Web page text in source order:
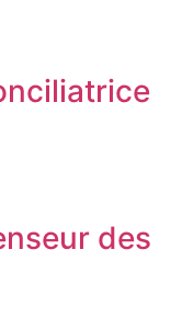
des